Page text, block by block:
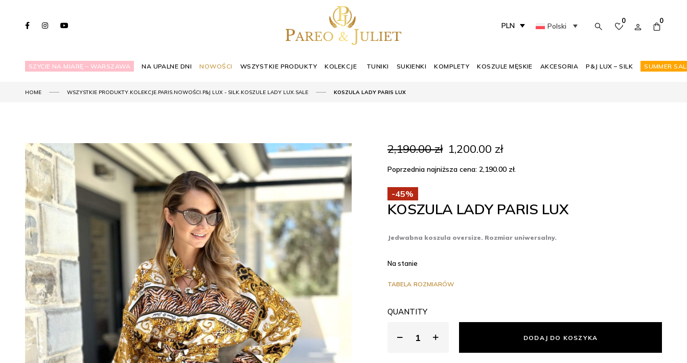
PLN Polski
0 0
SZYCIE NA MIARĘ – WARSZAWA NA UPALNE DNI NOWOŚCI WSZYSTKIE PRODUKTY KOLEKCJE TUNIKI SUKIENKI KOMPLETY KOSZULE MĘSKIE AKCESORIA P&J LUX – SILK SUMMER
HOME WSZYSTKIE PRODUKTY,KOLEKCJE,PARIS,NOWOŚCI,P&J LUX - SILK,KOSZULE LADY LUX,SALE KOSZULA LADY PARIS LUX
2,190.00zł Pierwotna
cena
wynosiła:
2,190.00 zł.
1,200.00 złAktualna
cena
wynosi:
1,200.00 zł.
Poprzednia najniższa cena: 2,190.00 zł.
-45%
KOSZULA LADY PARIS LUX
Jedwabna koszula oversize. Rozmiar uniwersalny.
Na stanie
TABELA ROZMIARÓW
QUANTITY
DODAJ DO KOSZYKA